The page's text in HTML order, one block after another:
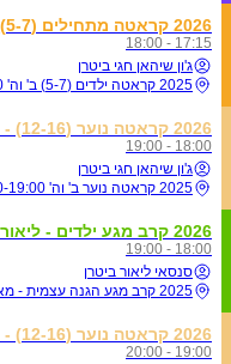
17:15 - 18:00
ג'ון שיהאן חגי ביטרן
2025 קראטה ילדים (5-7) ב' וה' 17:15-18:00 - ג'ון שיהאן חגי/מאיה בר
2026 קראטה נוער (12-16) - ג'ון שיהאן חגי | ימי ב' וה' 18:00-19:00
18:00 - 19:00
ג'ון שיהאן חגי ביטרן
2025 קראטה נוער ב' וה' 18:00-19:00 - ג'ון שיהאן חגי
2026 קרב מגע ילדים - ליאור ביטרן | ימי ב' וה' 18:30-19:30
18:00 - 19:00
סנסאי ליאור ביטרן
2025 קרב מגע הגנה עצמית - מאיה בר | ימי ב' וה' 18:00-19:00
2026 קראטה נוער (12-16) - ג'ון שיהאן חגי | ימי ב' וה' 19:00-20:00
19:00 - 20:00